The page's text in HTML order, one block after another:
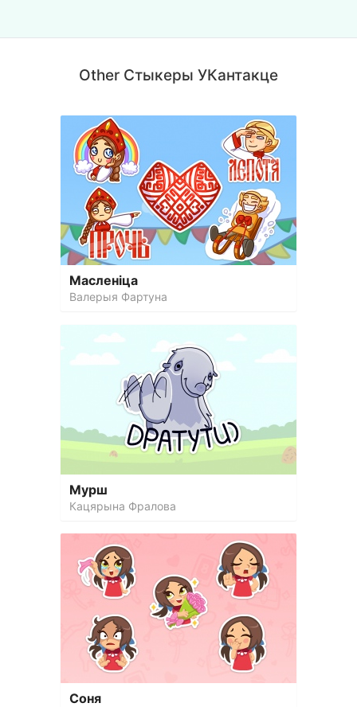
Other Стыкеры УКантакце
Масленіца
Валерыя Фартуна
Мурш
Кацярына Фралова
Соня